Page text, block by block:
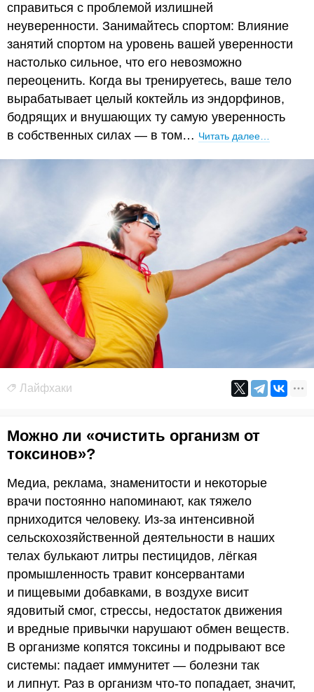
справиться с проблемой излишней
неуверенности. Занимайтесь спортом: Влияние
занятий спортом на уровень вашей уверенности
настолько сильное, что его невозможно
переоценить. Когда вы тренируетесь, ваше тело
вырабатывает целый коктейль из эндорфинов,
бодрящих и внушающих ту самую уверенность
в собственных силах — в том… Читать далее…
Лайфхаки
Можно ли «очистить организм от
токсинов»?
Медиа, реклама, знаменитости и некоторые
врачи постоянно напоминают, как тяжело
прниходится человеку. Из-за интенсивной
сельскохозяйственной деятельности в наших
телах булькают литры пестицидов, лёгкая
промышленность травит консервантами
и пищевыми добавками, в воздухе висит
ядовитый смог, стрессы, недостаток движения
и вредные привычки нарушают обмен веществ.
В организме копятся токсины и подрывают все
системы: падает иммунитет — болезни так
и липнут. Раз в организм что-то попадает, значит,